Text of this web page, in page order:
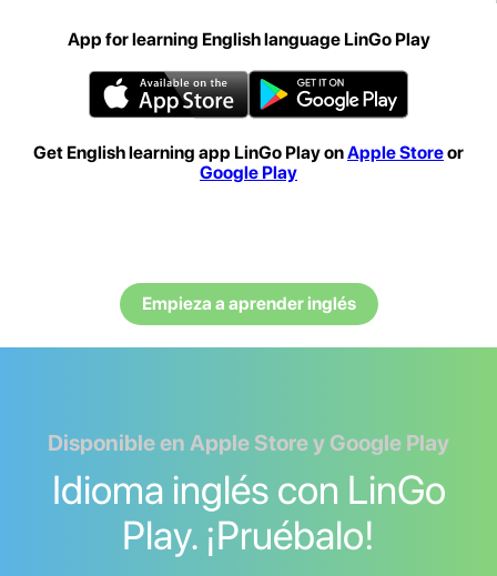
App for learning English language LinGo Play
Get English learning app LinGo Play onApple Storeor
Google Play
Empieza a aprender inglés
Disponible en Apple Store y Google Play
Idioma inglés con LinGo
Play. ¡Pruébalo!